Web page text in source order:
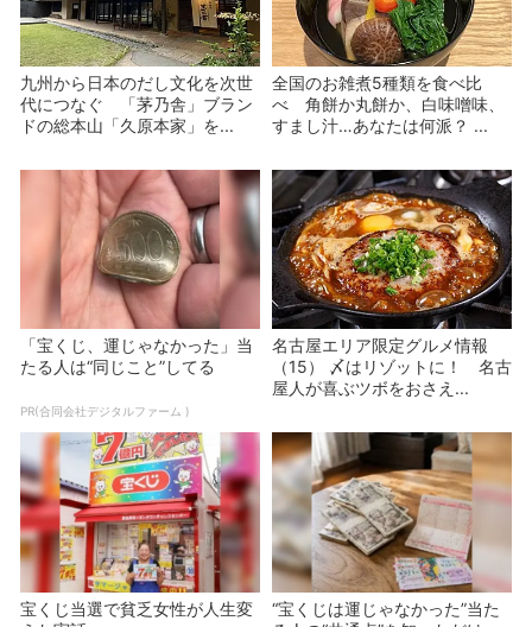
九州から日本のだし文化を次世
代につなぐ 「茅乃舎」ブラン
ドの総本山「久原本家」を...
全国のお雑煮5種類を食べ比
べ 角餅か丸餅か、白味噌味、
すまし汁…あなたは何派？ ...
「宝くじ、運じゃなかった」当
たる人は“同じこと”してる
PR(合同会社デジタルファーム )
名古屋エリア限定グルメ情報
（15） 〆はリゾットに！ 名古
屋人が喜ぶツボをおさえ...
宝くじ当選で貧乏女性が人生変
“宝くじは運じゃなかった”当た